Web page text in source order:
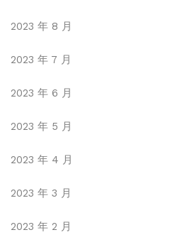
2023 年 8 月
2023 年 7 月
2023 年 6 月
2023 年 5 月
2023 年 4 月
2023 年 3 月
2023 年 2 月